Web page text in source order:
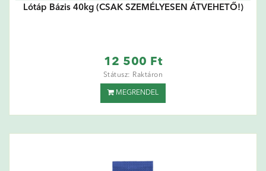
Lótáp Bázis 40kg (CSAK SZEMÉLYESEN ÁTVEHETŐ!)
12 500 Ft
Státusz: Raktáron
MEGRENDEL